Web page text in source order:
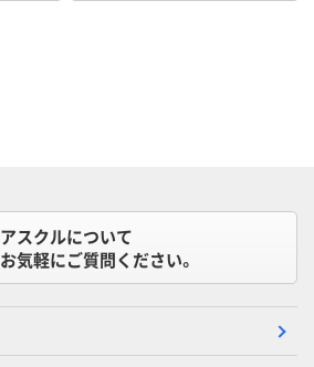
アスクルについて
お気軽にご質問ください。